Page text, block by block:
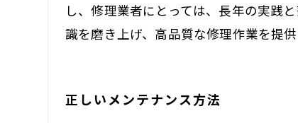
し、修理業者にとっては、長年の実践
識を磨き上げ、高品質な修理作業を提
正しいメンテナンス方法